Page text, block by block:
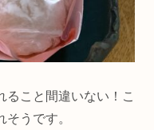
ること間違いない！こ
うです。